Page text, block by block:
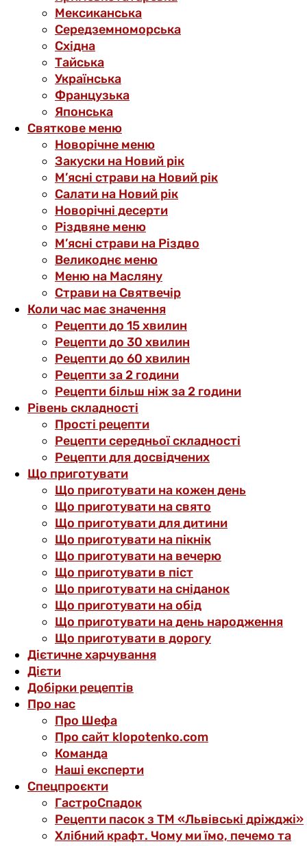
Мексиканська
Середземноморська
Східна
Тайська
Українська
Французька
Японська
Святкове меню
Новорічне меню
Закуски на Новий рік
М’ясні страви на Новий рік
Салати на Новий рік
Новорічні десерти
Різдвяне меню
М’ясні страви на Різдво
Великоднє меню
Меню на Масляну
Страви на Святвечір
Коли час має значення
Рецепти до 15 хвилин
Рецепти до 30 хвилин
Рецепти до 60 хвилин
Рецепти за 2 години
Рецепти більш ніж за 2 години
Рівень складності
Прості рецепти
Рецепти середньої складності
Рецепти для досвідчених
Що приготувати
Що приготувати на кожен день
Що приготувати на свято
Що приготувати для дитини
Що приготувати на пікнік
Що приготувати на вечерю
Що приготувати в піст
Що приготувати на сніданок
Що приготувати на обід
Що приготувати на день народження
Що приготувати в дорогу
Дієтичне харчування
Дієти
Добірки рецептів
Про нас
Про Шефа
Про сайт klopotenko.com
Команда
Наші експерти
Спецпроєкти
ГастроСпадок
Рецепти пасок з ТМ «Львівські дріжджі»
Хлібний крафт. Чому ми їмо, печемо та